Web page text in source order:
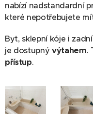
nabízí nadstandardní
které nepotřebujete
Byt, sklepní kóje i
je dostupnývýtahem.
přístup.